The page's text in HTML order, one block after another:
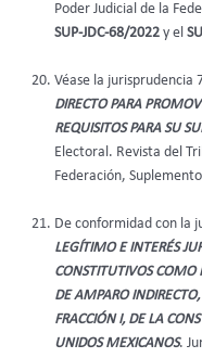
Poder Judicial de la
SUP-JDC-68/2022 y el
Véase la jurisprudencia
DIRECTO PARA
REQUISITOS PARA SU
Electoral. Revista del
Federación,
De conformidad con la
LEGÍTIMO E INTERÉS
CONSTITUTIVOS COMO
DE AMPARO
FRACCIÓN I, DE LA
UNIDOS MEXICANOS.